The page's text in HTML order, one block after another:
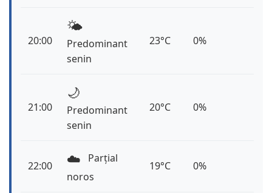
20:00
🌤️
Predominant
senin
23°C 0%
21:00
🌙
Predominant
senin
20°C 0%
22:00 ☁️
Parțial
noros
19°C 0%